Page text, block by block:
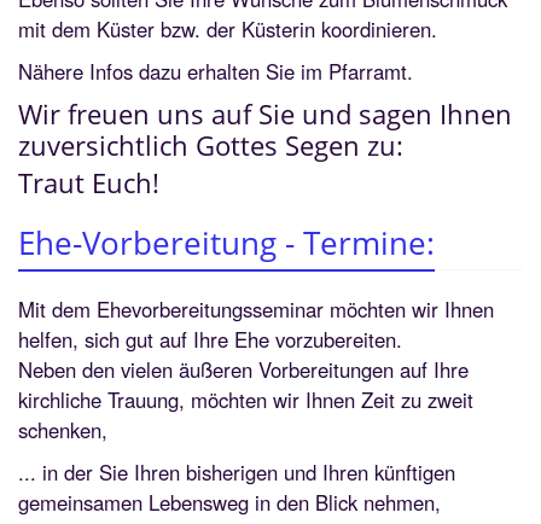
mit dem Küster bzw. der Küsterin koordinieren.
Nähere Infos dazu erhalten Sie im Pfarramt.
Wir freuen uns auf Sie und sagen Ihnen
zuversichtlich Gottes Segen zu:
Traut Euch!
Ehe-Vorbereitung - Termine:
Mit dem Ehevorbereitungsseminar möchten wir Ihnen
helfen, sich gut auf Ihre Ehe vorzubereiten.
Neben den vielen äußeren Vorbereitungen auf Ihre
kirchliche Trauung, möchten wir Ihnen Zeit zu zweit
schenken,
... in der Sie Ihren bisherigen und Ihren künftigen
gemeinsamen Lebensweg in den Blick nehmen,